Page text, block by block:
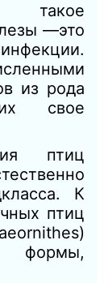
—это
из рода
свое
птиц
К
птиц